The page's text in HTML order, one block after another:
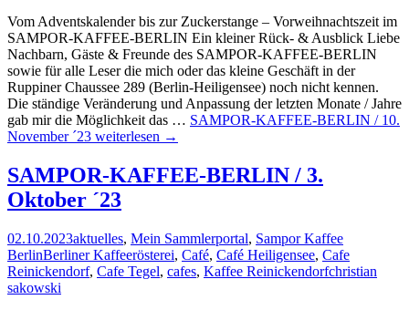
Vom Adventskalender bis zur Zuckerstange – Vorweihnachtszeit im
SAMPOR-KAFFEE-BERLIN Ein kleiner Rück- & Ausblick Liebe
Nachbarn, Gäste & Freunde des SAMPOR-KAFFEE-BERLIN
sowie für alle Leser die mich oder das kleine Geschäft in der
Ruppiner Chaussee 289 (Berlin-Heiligensee) noch nicht kennen.
Die ständige Veränderung und Anpassung der letzten Monate / Jahre
gab mir die Möglichkeit das … SAMPOR-KAFFEE-BERLIN / 10.
November ´23 weiterlesen →
SAMPOR-KAFFEE-BERLIN / 3.
Oktober ´23
02.10.2023aktuelles, Mein Sammlerportal, Sampor Kaffee
BerlinBerliner Kaffeerösterei, Café, Café Heiligensee, Cafe
Reinickendorf, Cafe Tegel, cafes, Kaffee Reinickendorfchristian
sakowski